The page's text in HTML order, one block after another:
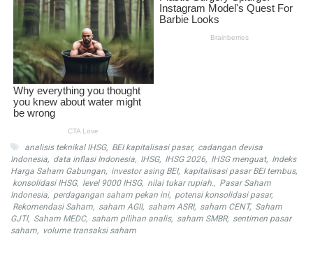
analisis teknikal IHSG, BEI kapitalisasi pasar, cadangan devisa
Indonesia, data inflasi Indonesia, IHSG, IHSG 2026, IHSG menguat, Indeks
Harga Saham Gabungan, investor asing BEI, kapitalisasi pasar BEI tembus,
konsolidasi IHSG, level 9000 IHSG, nilai tukar rupiah., Pasar Saham
Indonesia, perdagangan saham pekan ini, potensi konsolidasi pasar,
Rekomendasi Saham, saham AGII, saham ASRI, saham CENT, Saham
GJTl, Saham MEDC, saham pilihan analis, saham SMBR, sentimen pasar
saham, volume transaksi saham